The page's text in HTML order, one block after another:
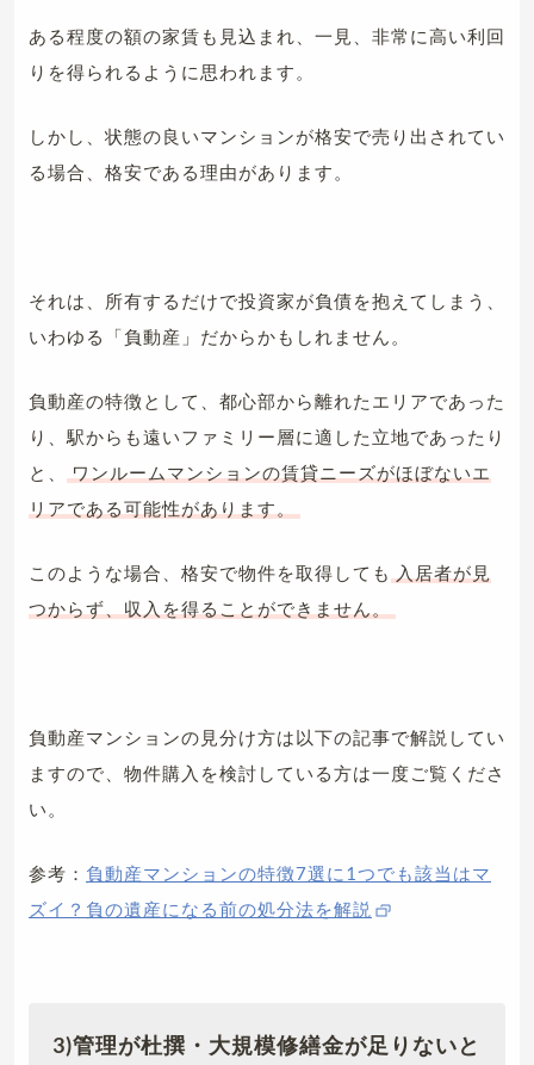
ある程度の額の家賃も見込まれ、一見、非常に高い利回
りを得られるように思われます。
しかし、状態の良いマンションが格安で売り出されてい
る場合、格安である理由があります。
それは、所有するだけで投資家が負債を抱えてしまう、
いわゆる「負動産」だからかもしれません。
負動産の特徴として、都心部から離れたエリアであった
り、駅からも遠いファミリー層に適した立地であったり
と、
ワンルームマンションの賃貸ニーズがほぼないエ
リアである可能性があります。
このような場合、格安で物件を取得しても 入居者が見
つからず、収入を得ることができません。
負動産マンションの見分け方は以下の記事で解説してい
ますので、物件購入を検討している方は一度ご覧くださ
い。
参考： 負動産マンションの特徴7選に1つでも該当はマ
ズイ？負の遺産になる前の処分法を解説
3)管理が杜撰・大規模修繕金が足りないと